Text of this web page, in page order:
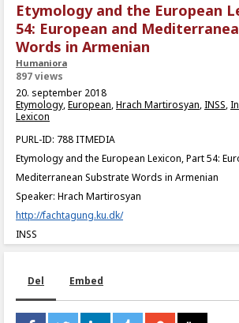
Etymology and the European
54: European and
Words in Armenian
Humaniora
897 views
20. september 2018
Etymology,European,Hrach Martirosyan,INSS,
Lexicon
PURL-ID: 788 ITMEDIA
Etymology and the European Lexicon, Part 54:
Mediterranean Substrate Words in Armenian
Speaker: Hrach Martirosyan
http://fachtagung.ku.dk/
INSS
Del Embed